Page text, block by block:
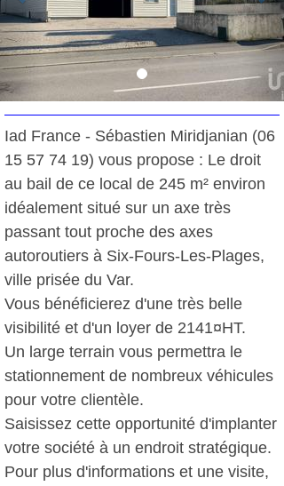
Iad France - Sébastien Miridjanian (06
15 57 74 19) vous propose : Le droit
au bail de ce local de 245 m² environ
idéalement situé sur un axe très
passant tout proche des axes
autoroutiers à Six-Fours-Les-Plages,
ville prisée du Var.
Vous bénéficierez d'une très belle
visibilité et d'un loyer de 2141¤HT.
Un large terrain vous permettra le
stationnement de nombreux véhicules
pour votre clientèle.
Saisissez cette opportunité d'implanter
votre société à un endroit stratégique.
Pour plus d'informations et une visite,